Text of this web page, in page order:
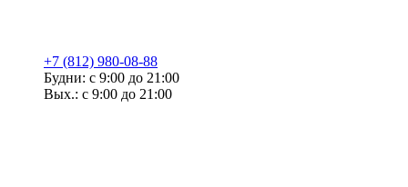
+7 (812) 980-08-88
Будни: с 9:00 до 21:00
Вых.: с 9:00 до 21:00